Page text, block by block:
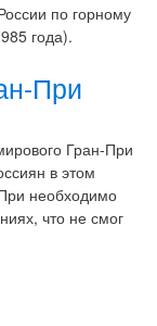
по горному
года).
При
Гран-При
в этом
необходимо
что не смог